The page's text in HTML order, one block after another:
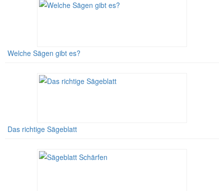
Welche Sägen gibt es?
Das richtige Sägeblatt